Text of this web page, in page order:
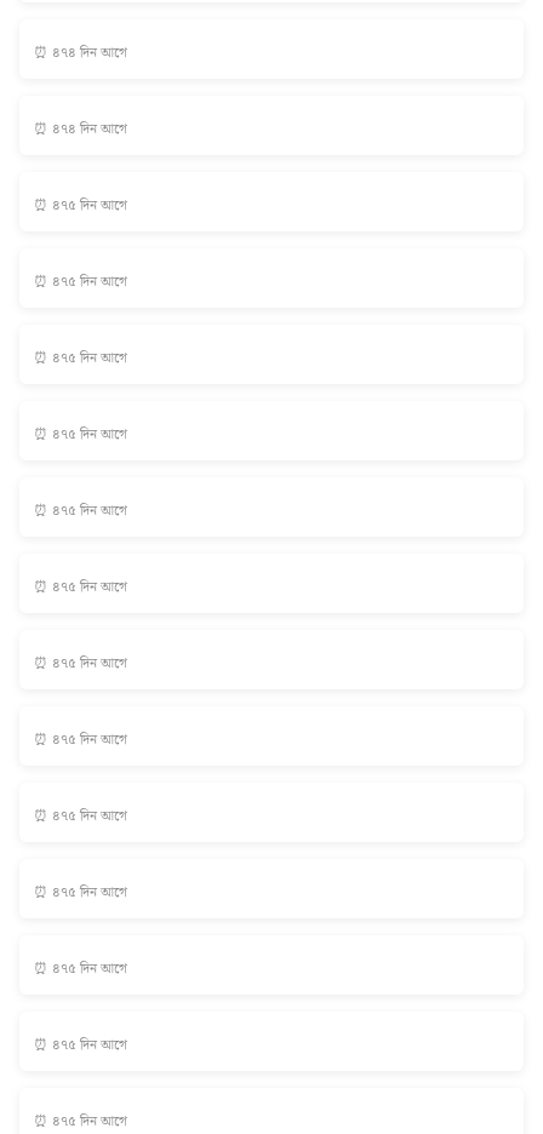
⏰ ৪৭৪ দিন আগে
⏰ ৪৭৪ দিন আগে
⏰ ৪৭৫ দিন আগে
⏰ ৪৭৫ দিন আগে
⏰ ৪৭৫ দিন আগে
⏰ ৪৭৫ দিন আগে
⏰ ৪৭৫ দিন আগে
⏰ ৪৭৫ দিন আগে
⏰ ৪৭৫ দিন আগে
⏰ ৪৭৫ দিন আগে
⏰ ৪৭৫ দিন আগে
⏰ ৪৭৫ দিন আগে
⏰ ৪৭৫ দিন আগে
⏰ ৪৭৫ দিন আগে
⏰ ৪৭৫ দিন আগে